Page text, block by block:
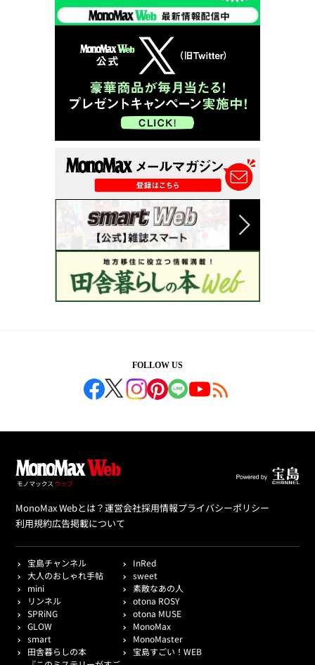
FOLLOW US
MonoMax Webとは？運営会社採用情報プライバシーポリシー
利用規約広告掲載について
宝島チャンネル
InRed
大人のおしゃれ手帖
sweet
mini
素敵なあの人
リンネル
otona ROSY
SPRiNG
otona MUSE
GLOW
MonoMax
smart
MonoMaster
田舎暮らしの本
宝島すごい！WEB